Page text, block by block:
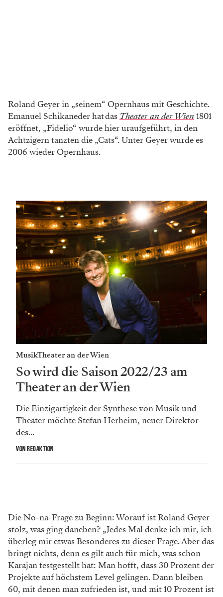
Roland Geyer in „seinem“ Opernhaus mit Geschichte.
Emanuel Schikaneder hat das Theater an der Wien1801
eröffnet, „Fidelio“ wurde hier uraufgeführt, in den
Achtzigern tanzten die „Cats“. Unter Geyer wurde es
2006 wieder Opernhaus.
MusikTheater an der Wien
So wird die Saison 2022/23 am
Theater an der Wien
Die Einzigartigkeit der Synthese von Musik und
Theater möchte Stefan Herheim, neuer Direktor
des...
VON REDAKTION
Die No-na-Frage zu Beginn: Worauf ist Roland Geyer
stolz, was ging daneben? „Jedes Mal denke ich mir, ich
überleg mir etwas Besonderes zu dieser Frage. Aber das
bringt nichts, denn es gilt auch für mich, was schon
Karajan festgestellt hat: Man hofft, dass 30 Prozent der
Projekte auf höchstem Level gelingen. Dann bleiben
60, mit denen man zufrieden ist, und mit 10 Prozent ist